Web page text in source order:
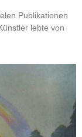
Publikationen
lebte von